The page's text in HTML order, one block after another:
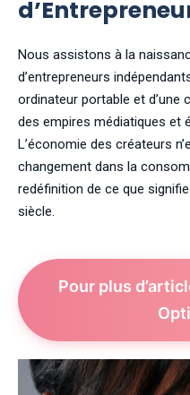
Nous assistons à la
d’entrepreneurs
ordinateur portable et
des empires médiatiques et
L’économie des créateurs
changement dans la
redéfinition de ce que
siècle.
Pour plus